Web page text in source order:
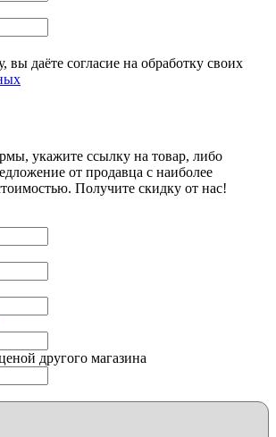
даёте согласие на обработку своих
укажите ссылку на товар, либо
от продавца с наиболее
Получите скидку от нас!
другого магазина